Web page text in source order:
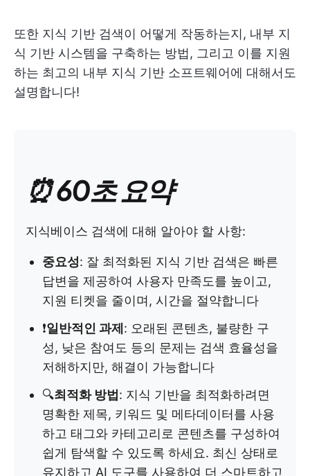
또한 지식 기반 검색이 어떻게 작동하는지, 내부 지
식 기반 시스템을 구축하는 방법, 그리고 이를 지원
하는 최고의 내부 지식 기반 소프트웨어에 대해서도
설명합니다!
⏰ 60초 요약
지식베이스 검색에 대해 알아야 할 사항:
중요성: 잘 최적화된 지식 기반 검색은 빠른
답변을 제공하여 사용자 만족도를 높이고,
지원 티켓을 줄이며, 시간을 절약합니다
❗일반적인 과제 : 오래된 콘텐츠, 불량한 구
성, 낮은 참여도 등의 문제는 검색 효율성을
저해하지만, 해결이 가능합니다
🔍최적화 방법 : 지식 기반을 최적화하려면
명확한 제목, 키워드 및 메타데이터를 사용
하고 태그와 카테고리로 콘텐츠를 구성하여
쉽게 탐색할 수 있도록 하세요. 최신 상태로
유지하고 AI 도구를 사용하여 더 스마트하고